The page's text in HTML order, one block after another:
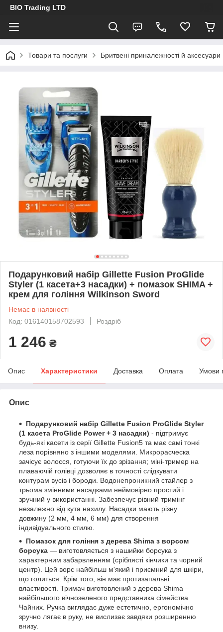
BIO Trading LTD
Товари та послуги Бритвені приналежності й аксесуари
Подарунковий набір Gillette Fusion ProGlide
Styler (1 касета+3 насадки) + помазок SHIMA +
крем для гоління Wilkinson Sword
Немає в наявності
Код: 016140158702593
Роздріб
1 246 ₴
Опис Характеристики Доставка Оплата Умови
Опис
Подарунковий набір Gillette Fusion ProGlide Styler
(1 касета ProGlide Power + 3 насадки) - підтримує
будь-які касети із серії Gillette Fusion5 та має самі тонкі
леза порівняно з іншими моделями. Микрорасческа
зачісує волосся, готуючи їх до зрізання; міні-тример на
плаваючій голівці дозволяє в точності слідкувати
контурам вусів і бороди. Водонепроникний стайлер з
трьома змінними насадками неймовірно простий і
зручний у використанні. Забезпечує рівний тримінг
незалежно від кута нахилу. Насадки мають різну
довжину (2 мм, 4 мм, 6 мм) для створення
індивідуального стилю.
Помазок для гоління з дерева Shima з ворсом
борсука — виготовляється з нашийки борсука з
характерним забарвленням (сріблясті кінчики та чорний
центр). Цей ворс найбільш м'який і приємний для шкіри,
що голиться. Крім того, він має протизапальні
властивості. Тримач виготовлений з дерева Shima –
найбільшого вічнозеленого представника сімейства
Чайних. Ручка виглядає дуже естетично, ергономічно
зручно лягає в руку, не вислизає завдяки розширенню
внизу.